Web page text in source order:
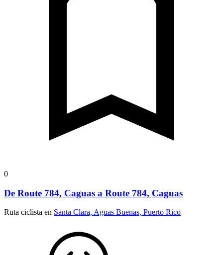
0
De Route 784, Caguas a Route 784, Caguas
Ruta ciclista en Santa Clara, Aguas Buenas, Puerto Rico